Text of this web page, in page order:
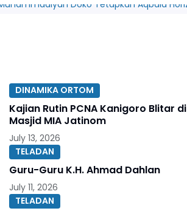
DINAMIKA ORTOM
Kajian Rutin PCNA Kanigoro Blitar di
Masjid MIA Jatinom
July 13, 2026
TELADAN
Guru-Guru K.H. Ahmad Dahlan
July 11, 2026
TELADAN